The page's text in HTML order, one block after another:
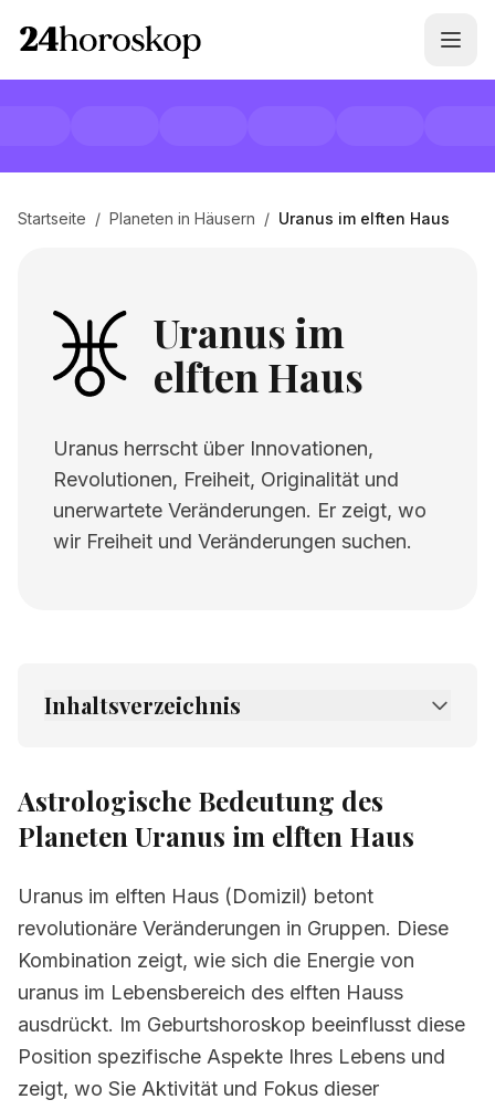
Startseite / Planeten in Häusern / Uranus im elften Haus
Uranus im
elften Haus
Uranus herrscht über Innovationen,
Revolutionen, Freiheit, Originalität und
unerwartete Veränderungen. Er zeigt, wo
wir Freiheit und Veränderungen suchen.
Inhaltsverzeichnis
2. Verwandte Seiten
Astrologische Bedeutung des
Planeten Uranus im elften Haus
Uranus im elften Haus (Domizil) betont
revolutionäre Veränderungen in Gruppen. Diese
Kombination zeigt, wie sich die Energie von
uranus im Lebensbereich des elften Hauss
ausdrückt. Im Geburtshoroskop beeinflusst diese
Position spezifische Aspekte Ihres Lebens und
zeigt, wo Sie Aktivität und Fokus dieser